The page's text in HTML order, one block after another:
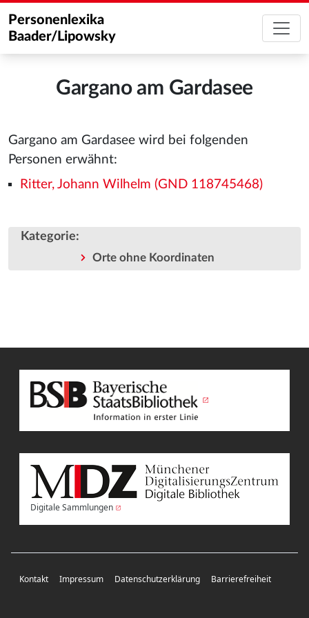
Personenlexika
Baader/Lipowsky
Gargano am Gardasee
Gargano am Gardasee wird bei folgenden
Personen erwähnt:
Ritter, Johann Wilhelm (GND 118745468)
Kategorie:
Orte ohne Koordinaten
Digitale Sammlungen
Kontakt Impressum Datenschutzerklärung Barrierefreiheit